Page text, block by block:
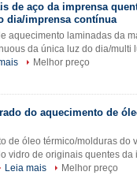
de aço da imprensa
dia/imprensa contínua
aquecimento laminadas da
da única luz do dia/multi
Melhor preço
do aquecimento de
de óleo térmico/molduras do
vidro de originais quentes
Leia mais
Melhor preço